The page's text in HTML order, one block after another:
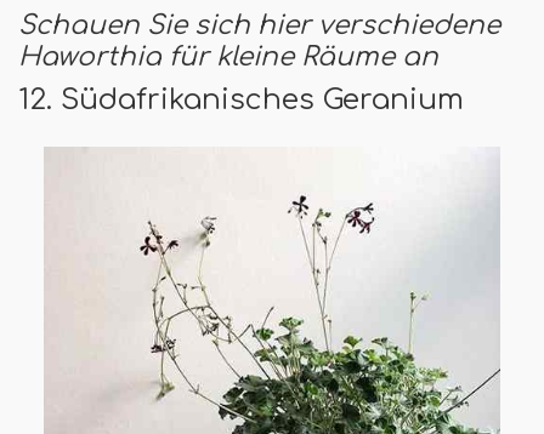
Schauen Sie sich hier verschiedene
Haworthia für kleine Räume an
12. Südafrikanisches Geranium